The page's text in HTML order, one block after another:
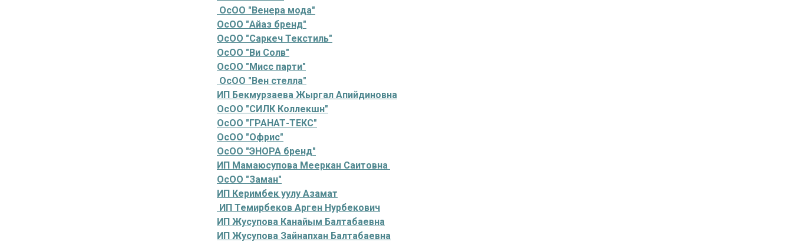
ОсОО "Венера мода"
ОсОО "Айаз бренд"
ОсОО "Саркеч Текстиль"
ОсОО "Ви Солв"
ОсОО "Мисс парти"
ОсОО "Вен стелла"
ИП Бекмурзаева Жыргал Апийдиновна
ОсОО "СИЛК Коллекшн"
ОсОО "ГРАНАТ-ТЕКС"
ОсОО "Офрис"
ОсОО "ЭНОРА бренд"
ИП Мамаюсупова Мееркан Саитовна
ОсОО "Заман"
ИП Керимбек уулу Азамат
ИП Темирбеков Арген Нурбекович
ИП Жусупова Канайым Балтабаевна
ИП Жусупова Зайнапхан Балтабаевна